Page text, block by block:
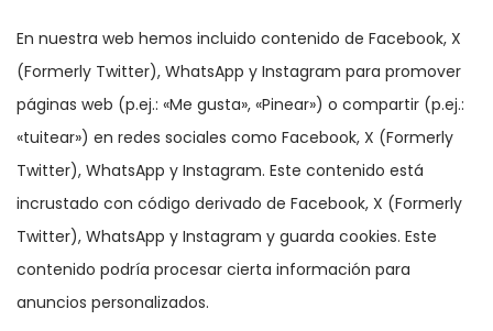
En nuestra web hemos incluido contenido de Facebook, X
(Formerly Twitter), WhatsApp y Instagram para promover
páginas web (p.ej.: «Me gusta», «Pinear») o compartir (p.ej.:
«tuitear») en redes sociales como Facebook, X (Formerly
Twitter), WhatsApp y Instagram. Este contenido está
incrustado con código derivado de Facebook, X (Formerly
Twitter), WhatsApp y Instagram y guarda cookies. Este
contenido podría procesar cierta información para
anuncios personalizados.